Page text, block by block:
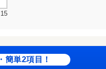
簡単2項目！